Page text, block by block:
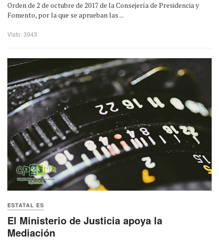
Orden de 2 de octubre de 2017 de la Consejería de Presidencia y
Fomento, por la que se aprueban las ...
Visto: 3943
ESTATAL ES
El Ministerio de Justicia apoya la
Mediación